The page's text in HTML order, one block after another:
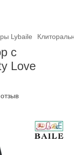
Lybaile
с
Love